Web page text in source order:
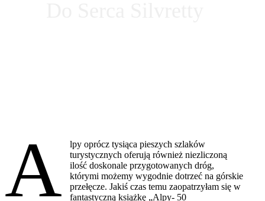
A
lpy oprócz tysiąca pieszych szlaków
turystycznych oferują również niezliczoną
ilość doskonale przygotowanych dróg,
którymi możemy wygodnie dotrzeć na górskie
przełęcze. Jakiś czas temu zaopatrzyłam się w
fantastyczną książkę „Alpy- 50